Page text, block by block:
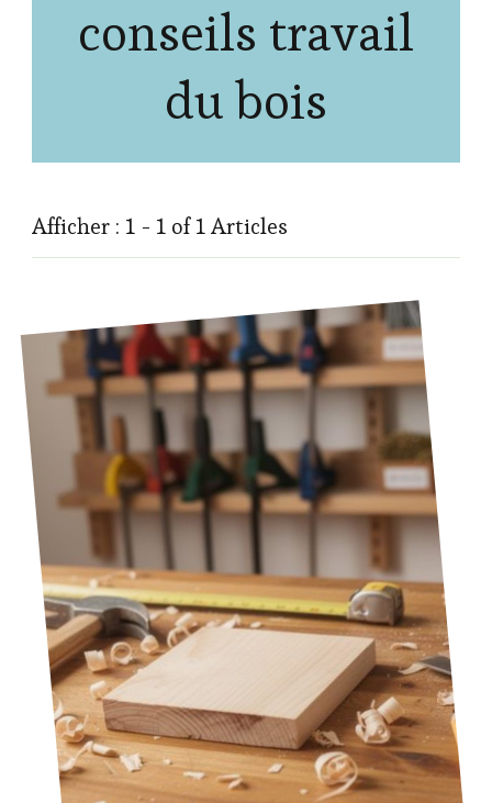
conseils travail
du bois
Afficher : 1 - 1 of 1 Articles